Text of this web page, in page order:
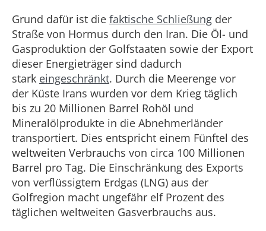
Grund dafür ist die faktische Schließung der
Straße von Hormus durch den Iran. Die Öl- und
Gasproduktion der Golfstaaten sowie der Export
dieser Energieträger sind dadurch
stark eingeschränkt. Durch die Meerenge vor
der Küste Irans wurden vor dem Krieg täglich
bis zu 20 Millionen Barrel Rohöl und
Mineralölprodukte in die Abnehmerländer
transportiert. Dies entspricht einem Fünftel des
weltweiten Verbrauchs von circa 100 Millionen
Barrel pro Tag. Die Einschränkung des Exports
von verflüssigtem Erdgas (LNG) aus der
Golfregion macht ungefähr elf Prozent des
täglichen weltweiten Gasverbrauchs aus.